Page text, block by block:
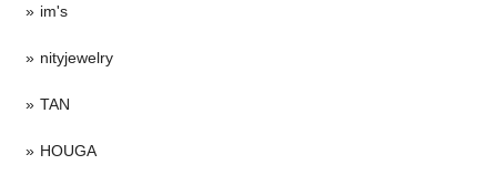
im's
nityjewelry
TAN
HOUGA